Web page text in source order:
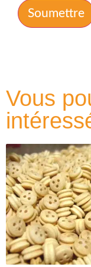
Vous